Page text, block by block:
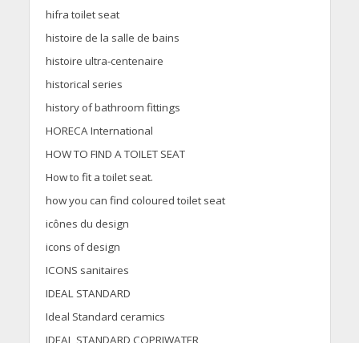
hifra toilet seat
histoire de la salle de bains
histoire ultra-centenaire
historical series
history of bathroom fittings
HORECA International
HOW TO FIND A TOILET SEAT
How to fit a toilet seat.
how you can find coloured toilet seat
icônes du design
icons of design
ICONS sanitaires
IDEAL STANDARD
Ideal Standard ceramics
IDEAL STANDARD COPRIWATER